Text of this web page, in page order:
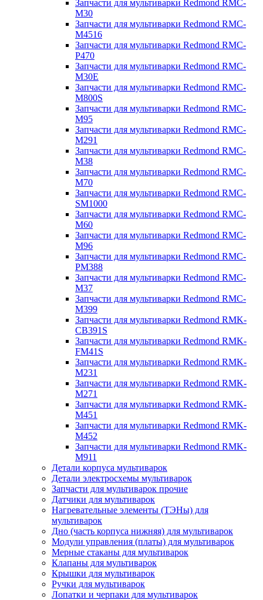
Запчасти для мультиварки Redmond RMC-
M30
Запчасти для мультиварки Redmond RMC-
M4516
Запчасти для мультиварки Redmond RMC-
P470
Запчасти для мультиварки Redmond RMC-
M30E
Запчасти для мультиварки Redmond RMC-
M800S
Запчасти для мультиварки Redmond RMC-
M95
Запчасти для мультиварки Redmond RMC-
M291
Запчасти для мультиварки Redmond RMC-
M38
Запчасти для мультиварки Redmond RMC-
M70
Запчасти для мультиварки Redmond RMC-
SM1000
Запчасти для мультиварки Redmond RMC-
M60
Запчасти для мультиварки Redmond RMC-
M96
Запчасти для мультиварки Redmond RMC-
PM388
Запчасти для мультиварки Redmond RMC-
M37
Запчасти для мультиварки Redmond RMC-
M399
Запчасти для мультиварки Redmond RMK-
CB391S
Запчасти для мультиварки Redmond RMK-
FM41S
Запчасти для мультиварки Redmond RMK-
M231
Запчасти для мультиварки Redmond RMK-
M271
Запчасти для мультиварки Redmond RMK-
M451
Запчасти для мультиварки Redmond RMK-
M452
Запчасти для мультиварки Redmond RMK-
M911
Детали корпуса мультиварок
Детали электросхемы мультиварок
Запчасти для мультиварок прочие
Датчики для мультиварок
Нагревательные элементы (ТЭНы) для
мультиварок
Дно (часть корпуса нижняя) для мультиварок
Модули управления (платы) для мультиварок
Мерные стаканы для мультиварок
Клапаны для мультиварок
Крышки для мультиварок
Ручки для мультиварок
Лопатки и черпаки для мультиварок